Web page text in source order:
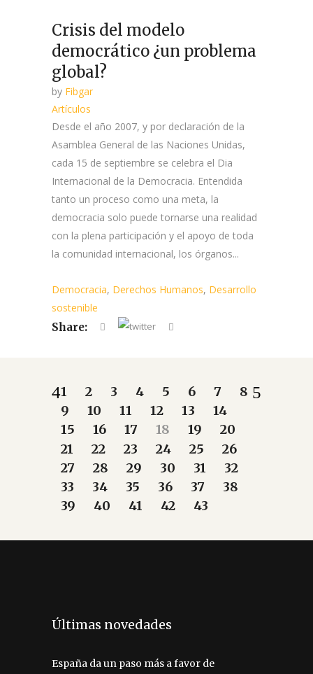
Crisis del modelo
democrático ¿un problema
global?
by Fibgar
Artículos
Desde el año 2007, y por declaración de la
Asamblea General de las Naciones Unidas,
cada 15 de septiembre se celebra el Dia
Internacional de la Democracia. Entendida
tanto un proceso como una meta, la
democracia solo puede tornarse una realidad
con la plena participación y el apoyo de toda
la comunidad internacional, los órganos...
Democracia, Derechos Humanos, Desarrollo
sostenible
Share:
1 2 3 4 5 6 7
8
9
10 11 12 13
14
15
16 17 18 19
20
21
22 23 24 25
26
27
28 29 30 31
32
33
34 35 36 37
38
39
40 41 42 43
Últimas novedades
España da un paso más a favor de